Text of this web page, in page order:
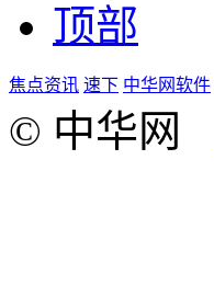
顶部
焦点资讯 速下 中华网软件
© 中华网